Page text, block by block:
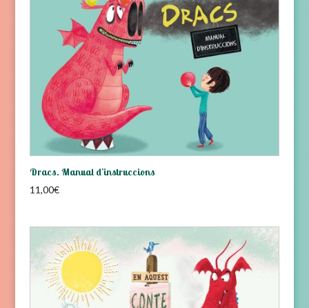
Dracs. Manual d’instruccions
11,00€